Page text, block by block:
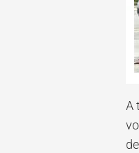
A